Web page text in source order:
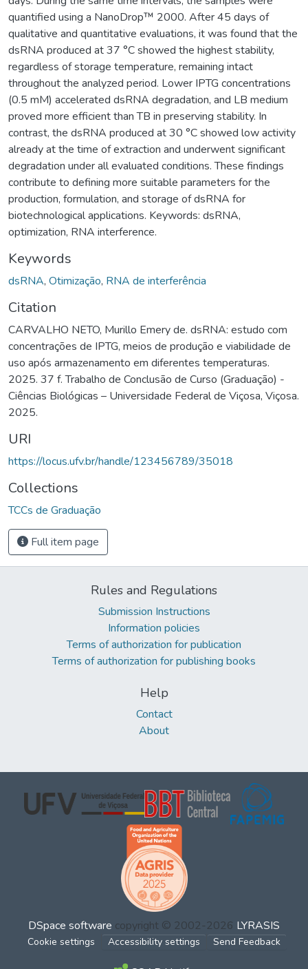
quantified using a NanoDrop™ 2000. After 45 days of
qualitative and quantitative evaluations, it was found that the
dsRNA produced at 37 °C showed the highest stability,
regardless of storage temperature, remaining intact
throughout the analyzed period. Lower IPTG concentrations
(0.5 mM) accelerated dsRNA degradation, and LB medium
proved more efficient than TB in preserving stability. In
contrast, the dsRNA produced at 30 °C showed low activity
already at the time of extraction and underwent significant
degradation under all evaluated conditions. These findings
contribute to defining more suitable parameters for the
production, formulation, and storage of dsRNA for
biotechnological applications. Keywords: dsRNA,
optimization, RNA interference.
Keywords
dsRNA, Otimização, RNA de interferência
Citation
CARVALHO NETO, Murillo Emery de. dsRNA: estudo com
concentrações de IPTG, meios de produção e viabilidade de
uso após armazenamento em diferentes temperaturas.
2025. 37 f. Trabalho de Conclusão de Curso (Graduação) -
Ciências Biológicas – Universidade Federal de Viçosa, Viçosa.
2025.
URI
https://locus.ufv.br/handle/123456789/35018
Collections
TCCs de Graduação
Full item page
Rules and Regulations
Submission Instructions
Information policies
Terms of authorization for publication
Terms of authorization for publishing books
Help
Contact
About
DSpace software copyright © 2002-2026 LYRASIS
Cookie settings Accessibility settings Send Feedback